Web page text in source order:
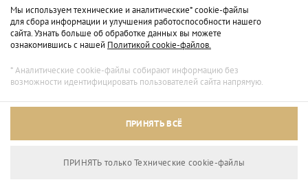
Архивный режим
Мы используем технические и аналитические* cookie-файлы
для сбора информации и улучшения работоспособности нашего
сайта. Узнать больше об обработке данных вы можете
ознакомившись с нашей Политикой cookie-файлов.
* Аналитические cookie-файлы собирают информацию без
возможности идентифицировать пользователей сайта напрямую.
ПРИНЯТЬ ВСЁ
ПРИНЯТЬ только Технические сookie-файлы